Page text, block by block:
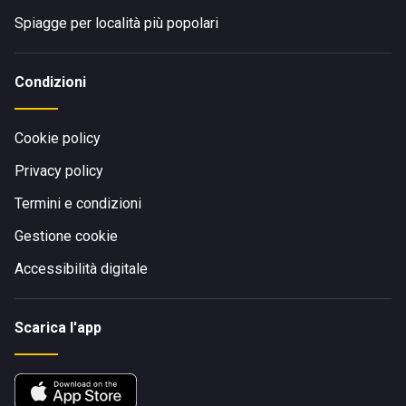
Spiagge per località più popolari
Condizioni
Cookie policy
Privacy policy
Termini e condizioni
Gestione cookie
Accessibilità digitale
Scarica l'app